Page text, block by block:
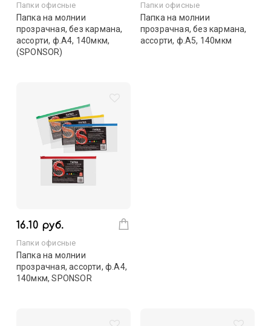
Папки офисные
Папка на молнии
прозрачная, без кармана,
ассорти, ф.A4, 140мкм,
(SPONSOR)
Папки офисные
Папка на молнии
прозрачная, без кармана,
ассорти, ф.A5, 140мкм
16.10 руб.
Папки офисные
Папка на молнии
прозрачная, ассорти, ф.A4,
140мкм, SPONSOR